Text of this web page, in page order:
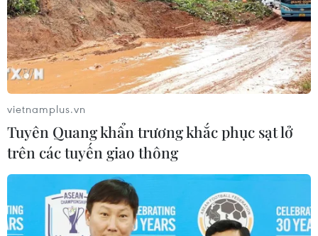
Xuất hiện băng giá trên đỉnh
Mẫu Sơn
23/01/2024 03:00
Nhiệt độ trên đỉnh Mẫu Sơn,tỉnh Lạng Sơn giảm xuống
vietnamplus.vn
Tuyên Quang khẩn trương khắc phục sạt lở
trên các tuyến giao thông